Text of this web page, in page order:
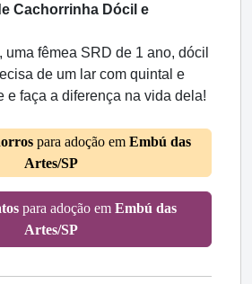
Cachorrinha Dócil e
fêmea SRD de 1 ano, dócil
de um lar com quintal e
e faça a diferença na vida dela!
para adoção em Embú das
Artes/SP
para adoção em Embú das
Artes/SP